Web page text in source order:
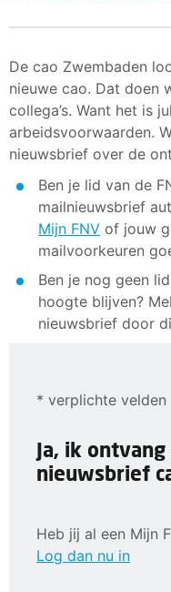
De cao Zwembaden
nieuwe cao. Dat doen
collega’s. Want het is
arbeidsvoorwaarden.
nieuwsbrief over de
Ben je lid van de
mailnieuwsbrief
Mijn FNV of jouw
mailvoorkeuren
Ben je nog geen
hoogte blijven?
nieuwsbrief door
* verplichte velden
Ja, ik
nieuwsbrief
Heb jij al een Mijn
Log dan nu in